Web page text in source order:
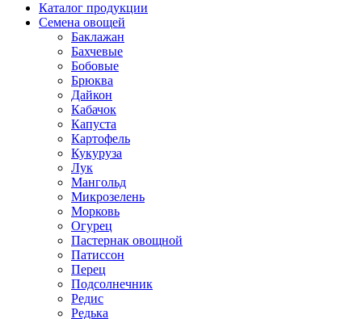
Каталог продукции
Семена овощей
Баклажан
Бахчевые
Бобовые
Брюква
Дайкон
Кабачок
Капуста
Картофель
Кукуруза
Лук
Мангольд
Микрозелень
Морковь
Огурец
Пастернак овощной
Патиссон
Перец
Подсолнечник
Редис
Редька